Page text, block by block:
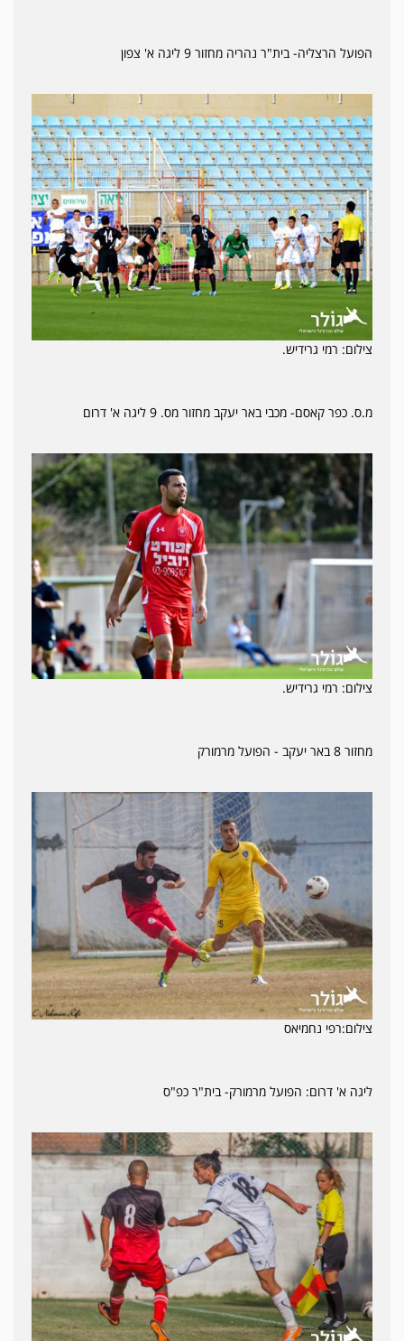
הפועל הרצליה- בית"ר נהריה מחזור 9 ליגה א' צפון
צילום: רמי גרידיש.
מ.ס. כפר קאסם- מכבי באר יעקב מחזור מס. 9 ליגה א' דרום
צילום: רמי גרידיש.
מחזור 8 באר יעקב - הפועל מרמורק
צילום:רפי נחמיאס
ליגה א' דרום: הפועל מרמורק- בית"ר כפ"ס